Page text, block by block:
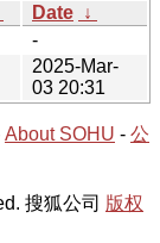
Date ↓
-
2025-Mar-
03 20:31
About SOHU - 公
搜狐公司 版权